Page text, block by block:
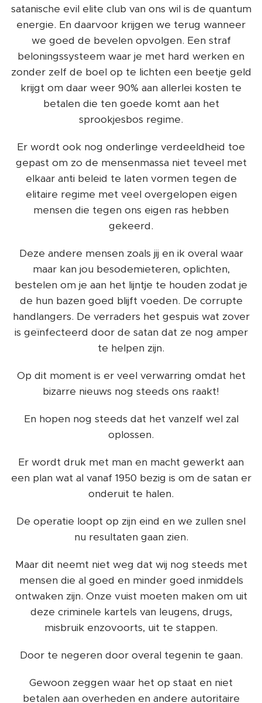
satanische evil elite club van ons wil is de quantum
energie. En daarvoor krijgen we terug wanneer
we goed de bevelen opvolgen. Een straf
beloningssysteem waar je met hard werken en
zonder zelf de boel op te lichten een beetje geld
krijgt om daar weer 90% aan allerlei kosten te
betalen die ten goede komt aan het
sprookjesbos regime.
Er wordt ook nog onderlinge verdeeldheid toe
gepast om zo de mensenmassa niet teveel met
elkaar anti beleid te laten vormen tegen de
elitaire regime met veel overgelopen eigen
mensen die tegen ons eigen ras hebben
gekeerd.
Deze andere mensen zoals jij en ik overal waar
maar kan jou besodemieteren, oplichten,
bestelen om je aan het lijntje te houden zodat je
de hun bazen goed blijft voeden. De corrupte
handlangers. De verraders het gespuis wat zover
is geïnfecteerd door de satan dat ze nog amper
te helpen zijn.
Op dit moment is er veel verwarring omdat het
bizarre nieuws nog steeds ons raakt!
En hopen nog steeds dat het vanzelf wel zal
oplossen.
Er wordt druk met man en macht gewerkt aan
een plan wat al vanaf 1950 bezig is om de satan er
onderuit te halen.
De operatie loopt op zijn eind en we zullen snel
nu resultaten gaan zien.
Maar dit neemt niet weg dat wij nog steeds met
mensen die al goed en minder goed inmiddels
ontwaken zijn. Onze vuist moeten maken om uit
deze criminele kartels van leugens, drugs,
misbruik enzovoorts, uit te stappen.
Door te negeren door overal tegenin te gaan.
Gewoon zeggen waar het op staat en niet
betalen aan overheden en andere autoritaire